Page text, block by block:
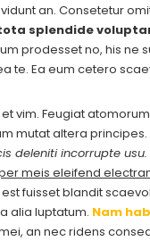
an. Consetetur
splendide
prodesset no, his ne
te. Ea eum cetero
vim. Feugiat
mutat altera
deleniti incorrupte usu.
meis eleifend
fuisset blandit
alia luptatum. Nam
an nec ridens